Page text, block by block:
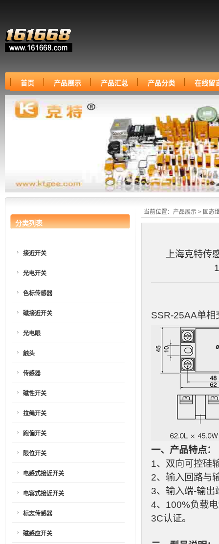
首页 产品展示 产品汇总 产品分类 在线留
当前位置： 产品展示 > 固态
上海克特传
SSR-25AA单相
一、产品特点：
1、双向可控硅
2、输入回路与
3、输入端-输出
4、100%负载
3C认证。
分类列表
接近开关
光电开关
色标传感器
磁接近开关
光电眼
触头
传感器
磁性开关
拉绳开关
跑偏开关
限位开关
电感式接近开关
电容式接近开关
标志传感器
磁感应开关